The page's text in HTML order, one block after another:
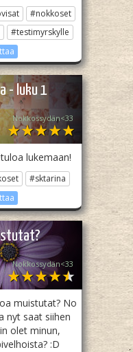
#nokkoset
#testimyrskylle
- luku 1
Nokkossydän<33
lukemaan!
#sktarina
Nokkossydän<33
muistutat? No
nyt saat siihen
olet minun,
:D